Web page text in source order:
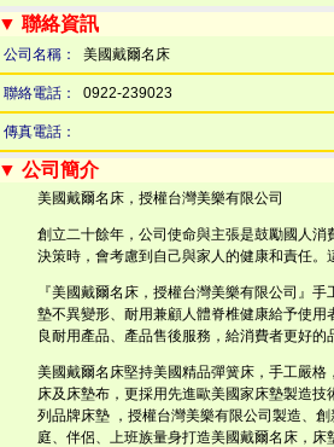
▼ 聯絡資訊
公司名稱： 美國戴爾名床
聯絡電話： 0922-239023
傳真電話：
▼ 公司簡介
美國戴爾名床，授權台灣美樂有限公司
創立二十餘年，公司使命與主張是鼓勵國人
決策時，會考慮到自己與家人的健康和責任
『美國戴爾名床，授權台灣美樂有限公司』
墊不異變形、耐用兼顧人體脊椎健康給予使
良耐用產品、產品售後服務，給消費者更好的
美國戴爾名床堅持美國精品彈簧床，手工嚴
床及床墊布，更採用先進歐美國家床墊製造
列品牌床墊 ，授權台灣美樂有限公司製造、
庭、伴侶、上班族量身打造美國戴爾名床，